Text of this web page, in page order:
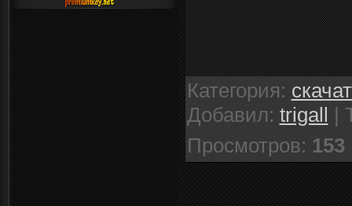
Категория:
Добавил: trigall |
Просмотров: 153